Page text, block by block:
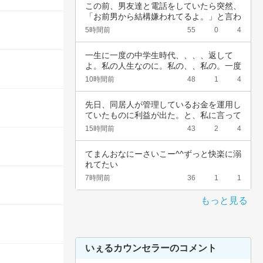
この前、男友達と電話をしていたら突然、
「お前男から結構嫌われてるよ。」と言わ
れました…
5時間前 55 0 4
一生に一度の中学生時代、、、、返して
よ。私の人生なのに。私の、、私の。一度
でいいから…
10時間前 48 1 4
先日、同居人が管理しているお金を運用し
ていたものに利益が出た。と、私に言って
きた。結…
15時間前 43 2 4
てまんおなにーさいこー^^ずっと快楽に溺
れてたい
7時間前 36 1 1
もっと見る
いぇるカウンセラーのコメント